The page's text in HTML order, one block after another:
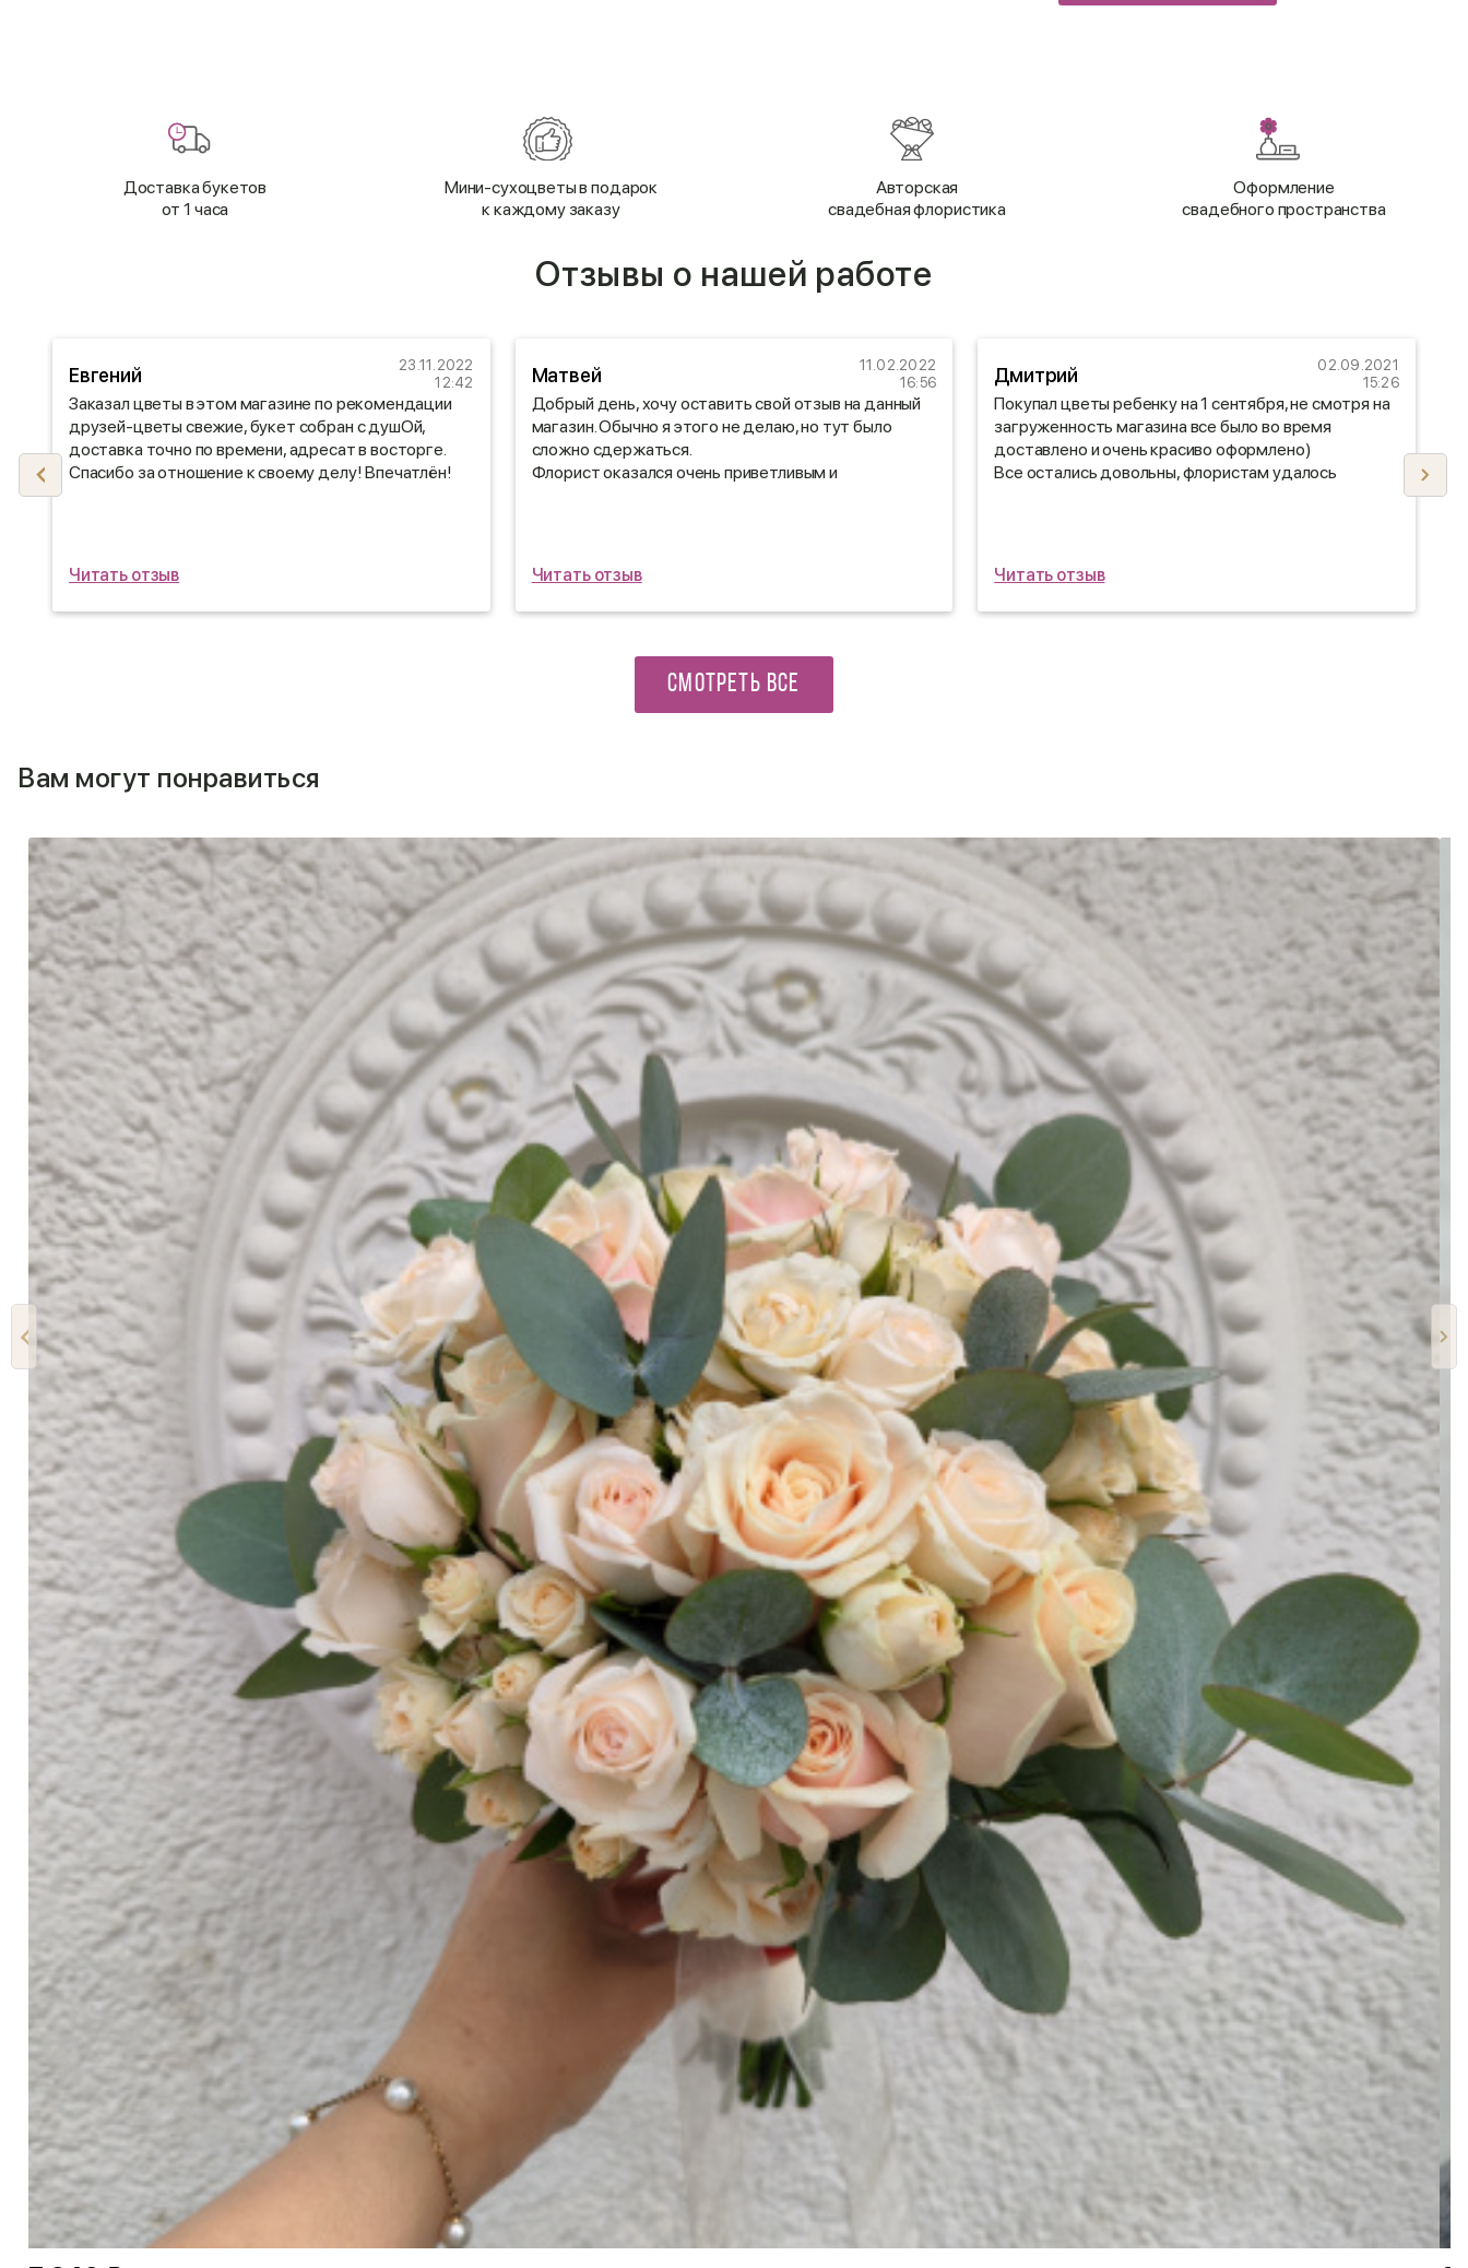
Доставка букетов
от 1 часа
Мини-сухоцветы в подарок
к каждому заказу
Авторская
свадебная флористика
Оформление
свадебного пространства
Отзывы о нашей работе
Евгений
23.11.2022
12:42
Заказал цветы в этом магазине по рекомендации
друзей-цветы свежие, букет собран с душОй,
доставка точно по времени, адресат в восторге.
Спасибо за отношение к своему делу! Впечатлён!
Читать отзыв
Матвей
11.02.2022
16:56
Добрый день, хочу оставить свой отзыв на данный
магазин. Обычно я этого не делаю, но тут было
сложно сдержаться.
Флорист оказался очень приветливым и
Читать отзыв
Дмитрий
02.09.2021
15:26
Покупал цветы ребенку на 1 сентября, не смотря на
загруженность магазина все было во время
доставлено и очень красиво оформлено)
Все остались довольны, флористам удалось
Читать отзыв
СМОТРЕТЬ ВСЕ
Вам могут понравиться